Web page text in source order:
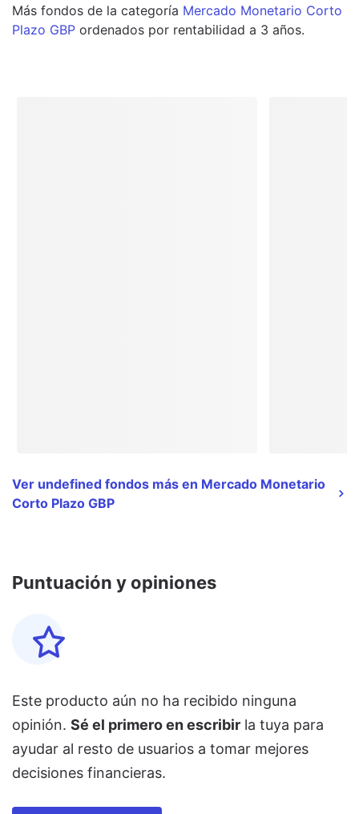
Más fondos de la categoría Mercado Monetario Corto
Plazo GBP ordenados por rentabilidad a 3 años.
Ver undefined fondos más en Mercado Monetario
Corto Plazo GBP
Puntuación y opiniones
Este producto aún no ha recibido ninguna
opinión. Sé el primero en escribir la tuya para
ayudar al resto de usuarios a tomar mejores
decisiones financieras.